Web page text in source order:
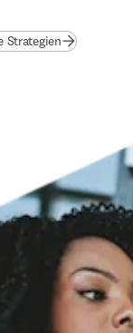
Strategien